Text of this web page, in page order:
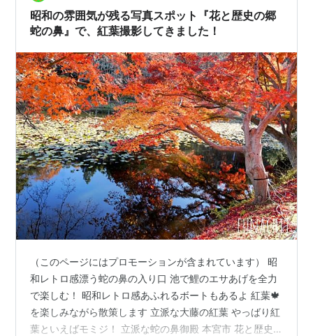
昭和の雰囲気が残る写真スポット『花と歴史の郷
蛇の鼻』で、紅葉撮影してきました！
（このページにはプロモーションが含まれています） 昭
和レトロ感漂う蛇の鼻の入り口 池で鯉のエサあげを全力
で楽しむ！ 昭和レトロ感あふれるボートもあるよ 紅葉🍁
を楽しみながら散策します 立派な大藤の紅葉 やっばり紅
葉といえばモミジ！ 立派な蛇の鼻御殿 本宮市 花と歴史